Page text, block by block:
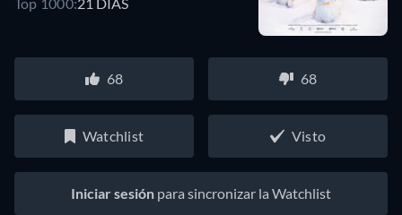
68 68
Watchlist Visto
Iniciar sesión para sincronizar la Watchlist